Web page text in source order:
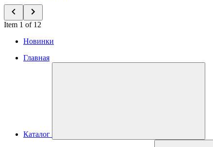
Item 1 of 12
Новинки
Главная
Каталог